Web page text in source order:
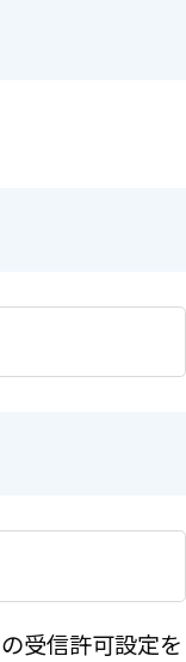
受信許可設定を